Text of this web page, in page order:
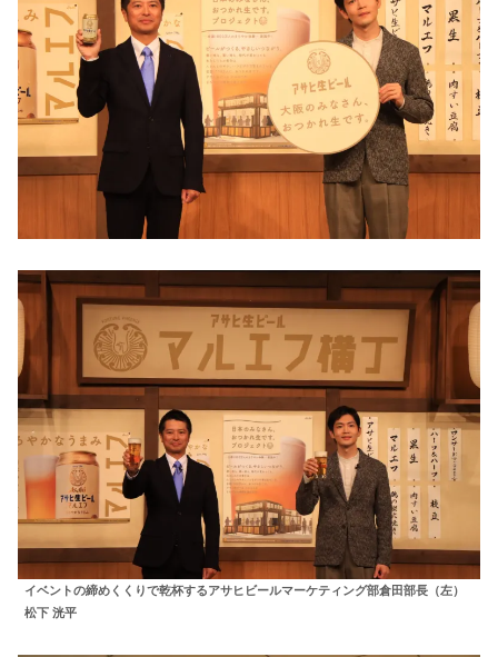
イベントの締めくくりで乾杯するアサヒビールマーケティング部倉田部長（左）
松下 洸平